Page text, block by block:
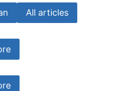
All articles